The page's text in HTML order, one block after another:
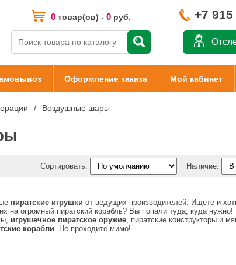
+7
0 товар(ов) - 0 руб.
Оформление заказа Мой кабинет
Воздушные шары
Сортировать: Наличие:
пиратские игрушки от ведущих производителей. Ищете и
на огромный пиратский корабль? Вы попали туда, куда
игрушечное пиратское оружие, пиратские конструкторы и
корабли. Не проходите мимо!